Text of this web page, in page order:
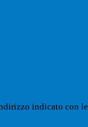
indicato con